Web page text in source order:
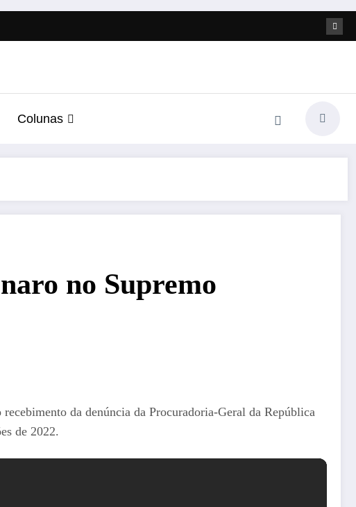
Colunas
no Supremo
da denúncia da Procuradoria-Geral da República
de 2022.